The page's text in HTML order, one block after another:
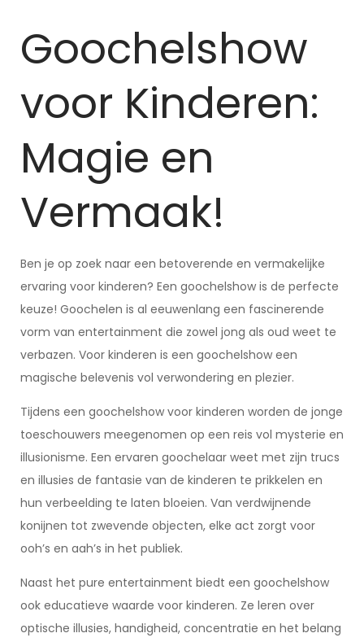
Goochelshow
voor Kinderen:
Magie en
Vermaak!
Ben je op zoek naar een betoverende en vermakelijke
ervaring voor kinderen? Een goochelshow is de perfecte
keuze! Goochelen is al eeuwenlang een fascinerende
vorm van entertainment die zowel jong als oud weet te
verbazen. Voor kinderen is een goochelshow een
magische belevenis vol verwondering en plezier.
Tijdens een goochelshow voor kinderen worden de jonge
toeschouwers meegenomen op een reis vol mysterie en
illusionisme. Een ervaren goochelaar weet met zijn trucs
en illusies de fantasie van de kinderen te prikkelen en
hun verbeelding te laten bloeien. Van verdwijnende
konijnen tot zwevende objecten, elke act zorgt voor
ooh’s en aah’s in het publiek.
Naast het pure entertainment biedt een goochelshow
ook educatieve waarde voor kinderen. Ze leren over
optische illusies, handigheid, concentratie en het belang